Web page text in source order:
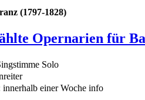
(1797-1828)
Opernarien für
Solo
innerhalb einer Woche info